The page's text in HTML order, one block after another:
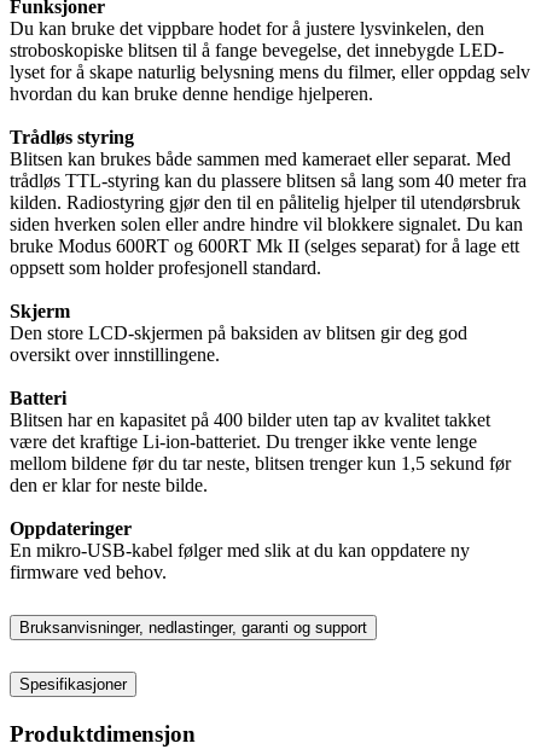
Funksjoner
Du kan bruke det vippbare hodet for å justere lysvinkelen, den
stroboskopiske blitsen til å fange bevegelse, det innebygde LED-
lyset for å skape naturlig belysning mens du filmer, eller oppdag selv
hvordan du kan bruke denne hendige hjelperen.
Trådløs styring
Blitsen kan brukes både sammen med kameraet eller separat. Med
trådløs TTL-styring kan du plassere blitsen så lang som 40 meter fra
kilden. Radiostyring gjør den til en pålitelig hjelper til utendørsbruk
siden hverken solen eller andre hindre vil blokkere signalet. Du kan
bruke Modus 600RT og 600RT Mk II (selges separat) for å lage ett
oppsett som holder profesjonell standard.
Skjerm
Den store LCD-skjermen på baksiden av blitsen gir deg god
oversikt over innstillingene.
Batteri
Blitsen har en kapasitet på 400 bilder uten tap av kvalitet takket
være det kraftige Li-ion-batteriet. Du trenger ikke vente lenge
mellom bildene før du tar neste, blitsen trenger kun 1,5 sekund før
den er klar for neste bilde.
Oppdateringer
En mikro-USB-kabel følger med slik at du kan oppdatere ny
firmware ved behov.
Bruksanvisninger, nedlastinger, garanti og support
Spesifikasjoner
Produktdimensjon